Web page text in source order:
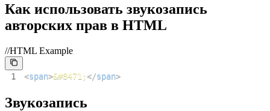
Как использовать звукозапись
авторских прав в HTML
//HTML Example
1 <span>&#8471;</span>
Звукозапись